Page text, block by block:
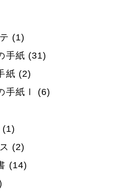
(1)
手紙 (31)
紙 (2)
手紙Ⅰ (6)
(1)
(2)
(14)